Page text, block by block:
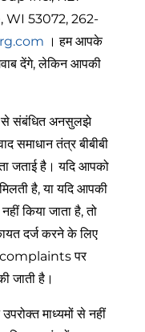
WI 53072, 262-
। हम आपके
देंगे, लेकिन आपकी
से संबंधित अनसुलझे
समाधान तंत्र बीबीबी
जताई है। यदि आपको
है, या यदि आपकी
किया जाता है, तो
दर्ज करने के लिए
पर
जाती है।
माध्यमों से नहीं